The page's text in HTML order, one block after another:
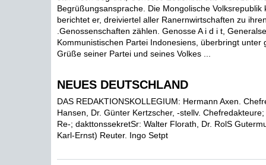
Begrüßungsansprache. Die Mongolische Volksrepublik
berichtet er, dreiviertel aller Ranernwirtschaften zu
.Genossenschaften zählen. Genosse A i d i t,
Kommunistischen Partei Indonesiens, überbringt unter
Grüße seiner Partei und seines Volkes ...
NEUES DEUTSCHLAND
DAS REDAKTIONSKOLLEGIUM: Hermann Axen.
Hansen, Dr. Günter Kertzscher, -stellv.
Re-; dakttonssekretSr: Walter Florath, Dr. RolS
Karl-Ernst) Reuter. Ingo Setpt